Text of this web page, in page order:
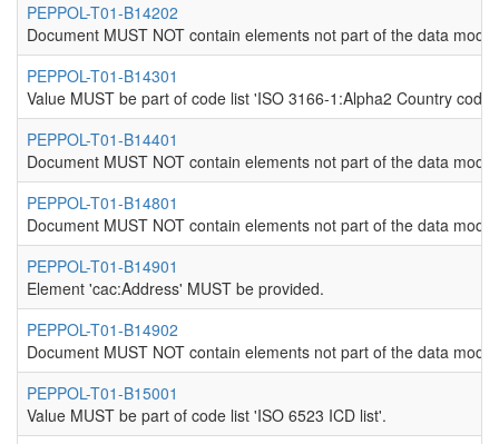
PEPPOL-T01-B14202
Document MUST NOT contain elements not part of the data
PEPPOL-T01-B14301
Value MUST be part of code list 'ISO 3166-1:Alpha2 Country
PEPPOL-T01-B14401
Document MUST NOT contain elements not part of the data
PEPPOL-T01-B14801
Document MUST NOT contain elements not part of the data
PEPPOL-T01-B14901
Element 'cac:Address' MUST be provided.
PEPPOL-T01-B14902
Document MUST NOT contain elements not part of the data
PEPPOL-T01-B15001
Value MUST be part of code list 'ISO 6523 ICD list'.